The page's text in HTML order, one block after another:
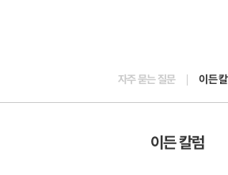
자주 묻는 질문 이든
이든 칼럼